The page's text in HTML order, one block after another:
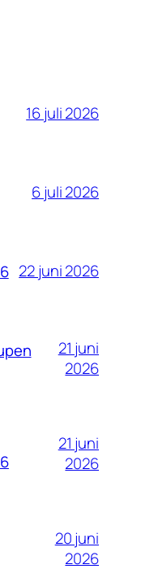
16 juli 2026
6 juli 2026
22 juni 2026
21 juni
2026
21 juni
2026
20 juni
2026